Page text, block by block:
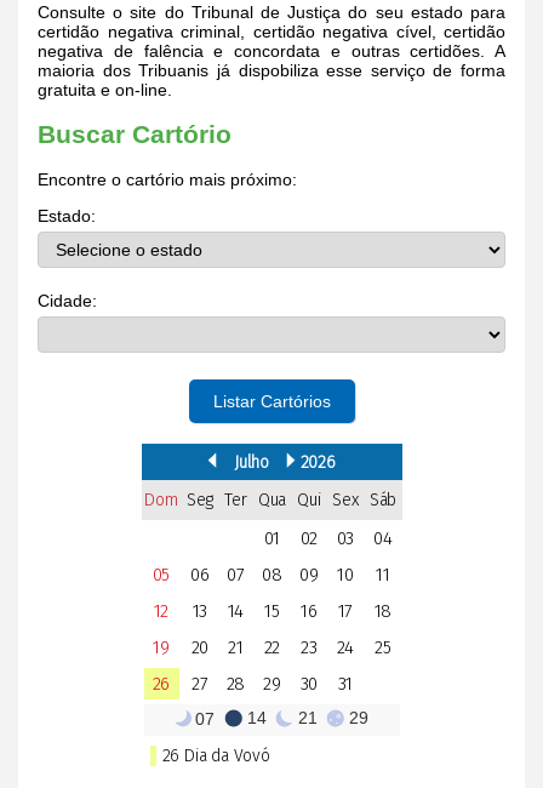
Consulte o site do Tribunal de Justiça do seu estado para
certidão negativa criminal, certidão negativa cível, certidão
negativa de falência e concordata e outras certidões. A
maioria dos Tribuanis já dispobiliza esse serviço de forma
gratuita e on-line.
Buscar Cartório
Encontre o cartório mais próximo:
Estado:
Cidade:
Listar Cartórios